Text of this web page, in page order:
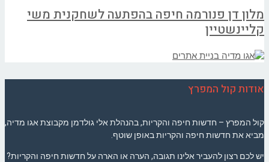
מלון דן פנורמה חיפה בהפתעה לשחקנית משי
קליינשטיין
אודות קול המפרץ
קול המפרץ – חדשות חיפה והקריות, בהנהלת אלי גולדמן מקבוצת אגו מדיה,
מביא את חדשות חיפה והקריות באופן שוטף.
יש לכם רצון להעביר אלינו תגובה, הערה או הארה על חדשות חיפה והקריות?